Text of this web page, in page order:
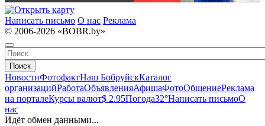
Написать письмо О нас Реклама
© 2006-2026 «BOBR.by»
Поиск
НовостиФотофактНаш БобруйскКаталог
организацийРаботаОбъявленияАфишаФотоОбщениеРеклама
на порталеКурсы валют$ 2.95Погода32°Написать письмоО
нас
Идёт обмен данными...